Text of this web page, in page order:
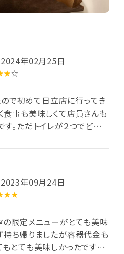
2024年02月25日
☆
で初めて日立店に行ってき
食事も美味しくて店員さんも
。ただトイレが２つでどちら
2023年09月24日
の限定メニューがとても美味
持ち帰りましたが容器代金も
とても美味しかったです。